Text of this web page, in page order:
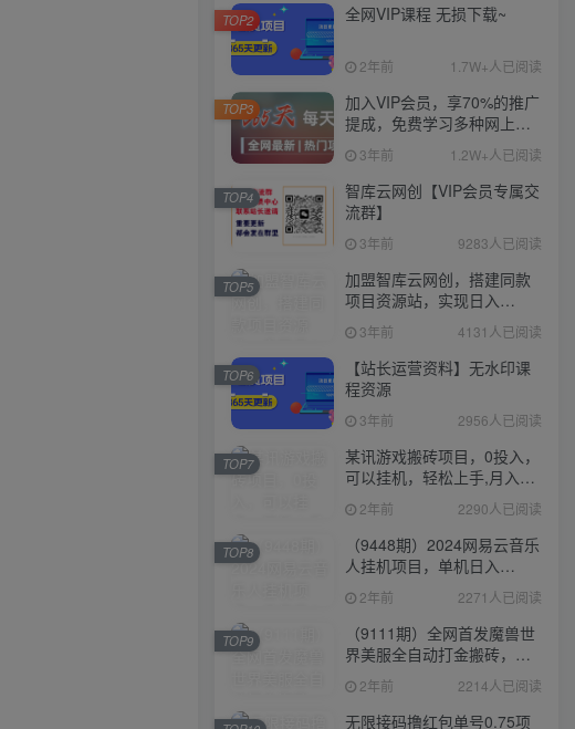
全网VIP课程 无损下载~
2年前 1.7W+人已阅读
TOP2
加入VIP会员，享70%的推广
提成，免费学习多种网上创
业课程，菜鸟秒变大神！
3年前 1.2W+人已阅读
TOP3
智库云网创【VIP会员专属交
流群】
3年前 9283人已阅读
TOP4
加盟智库云网创，搭建同款
项目资源站，实现日入
2000+
3年前 4131人已阅读
TOP5
【站长运营资料】无水印课
程资源
3年前 2956人已阅读
TOP6
某讯游戏搬砖项目，0投入，
可以挂机，轻松上手,月入
3000+上不封顶
2年前 2290人已阅读
TOP7
（9448期）2024网易云音乐
人挂机项目，单机日入
150+，无脑月入5000+
2年前 2271人已阅读
TOP8
（9111期）全网首发魔兽世
界美服全自动打金搬砖，日
入1000+，简单好操作，保
姆级教学
2年前 2214人已阅读
TOP9
无限接码撸红包单号0.75项